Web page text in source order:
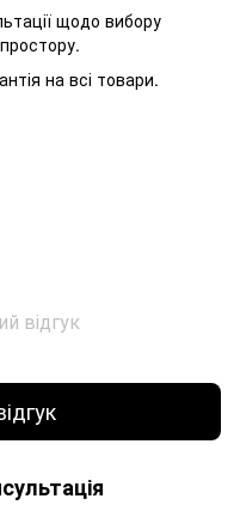
щодо вибору
на всі товари.
відгук